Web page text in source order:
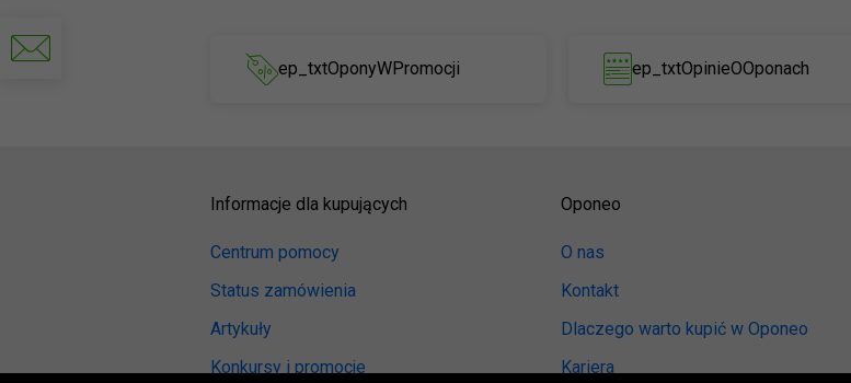
ep_txtOponyWPromocji ep_txtOpinieOOponach
Informacje dla kupujących
Centrum pomocy
Status zamówienia
Artykuły
Konkursy i promocje
Oponeo
O nas
Kontakt
Dlaczego warto kupić w Oponeo
Kariera